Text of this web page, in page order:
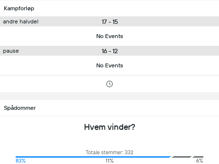
Kampforløp
andre halvdel
17 - 15
No Events
pause 16 - 12
No Events
Spådommer
Hvem vinder?
Totale stemmer: 332
83%
11% 6%